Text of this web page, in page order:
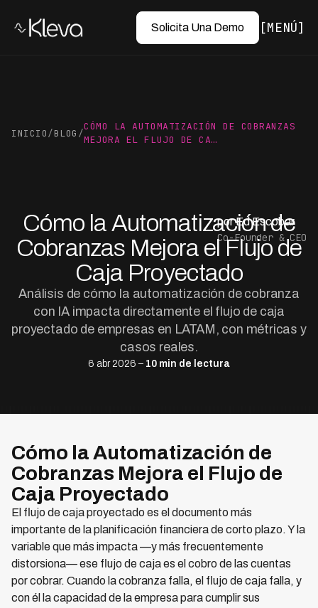
Solicita Una Demo MENÚ
INICIO/BLOG /
CÓMO LA AUTOMATIZACIÓN DE COBRANZAS
MEJORA EL FLUJO DE CA…
Cómo la Automatización de
Cobranzas Mejora el Flujo de
Caja Proyectado
Análisis de cómo la automatización de cobranza
con IA impacta directamente el flujo de caja
proyectado de empresas en LATAM, con métricas y
casos reales.
6 abr 2026 – 10 min de lectura
por Ed Escobar
Co-Founder & CEO
Cómo la Automatización de
Cobranzas Mejora el Flujo de
Caja Proyectado
El flujo de caja proyectado es el documento más
importante de la planificación financiera de corto plazo. Y la
variable que más impacta —y más frecuentemente
distorsiona— ese flujo de caja es el cobro de las cuentas
por cobrar. Cuando la cobranza falla, el flujo de caja falla, y
con él la capacidad de la empresa para cumplir sus